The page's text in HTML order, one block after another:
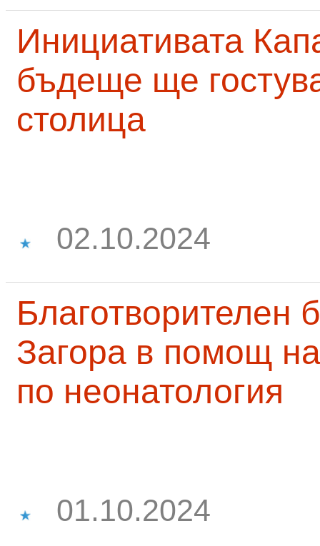
Инициативата
бъдеще ще
столица
02.10.2024
Благотворителен
Загора в помощ
по неонатология
01.10.2024